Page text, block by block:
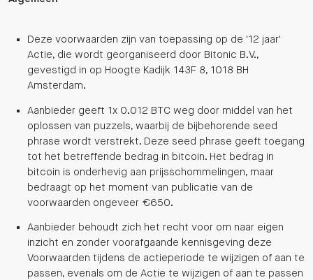
Deze voorwaarden zijn van toepassing op de '12 jaar'
Actie, die wordt georganiseerd door Bitonic B.V.,
gevestigd in op Hoogte Kadijk 143F 8, 1018 BH
Amsterdam.
Aanbieder geeft 1x 0.012 BTC weg door middel van het
oplossen van puzzels, waarbij de bijbehorende seed
phrase wordt verstrekt. Deze seed phrase geeft toegang
tot het betreffende bedrag in bitcoin. Het bedrag in
bitcoin is onderhevig aan prijsschommelingen, maar
bedraagt op het moment van publicatie van de
voorwaarden ongeveer €650.
Aanbieder behoudt zich het recht voor om naar eigen
inzicht en zonder voorafgaande kennisgeving deze
Voorwaarden tijdens de actieperiode te wijzigen of aan te
passen, evenals om de Actie te wijzigen of aan te passen